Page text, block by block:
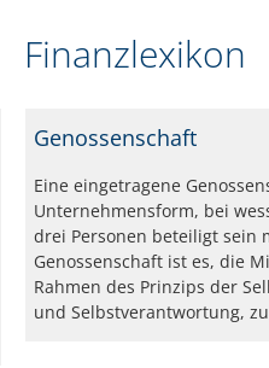
Finanzlexikon
Genossenschaft
Eine eingetragene
Unternehmensform, bei
drei Personen beteiligt sein
Genossenschaft ist es, die
Rahmen des Prinzips der
und Selbstverantwortung,